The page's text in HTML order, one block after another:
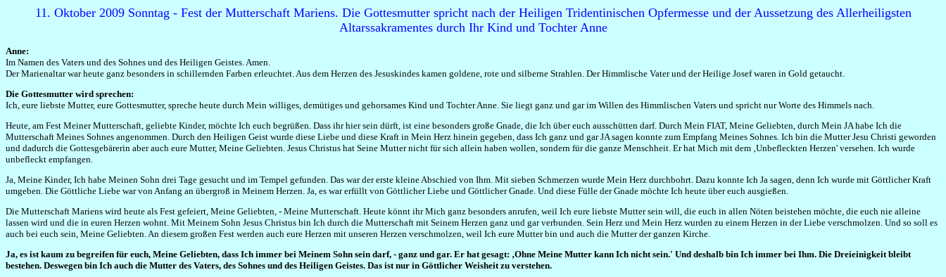
11. Oktober 2009 Sonntag - Fest der Mutterschaft Mariens. Die Gottesmutter spricht nach der Heiligen Tridentinischen Opfermesse und der Aussetzung des Allerheiligsten
Altarssakramentes durch Ihr Kind und Tochter Anne
Anne:
Im Namen des Vaters und des Sohnes und des Heiligen Geistes. Amen.
Der Marienaltar war heute ganz besonders in schillernden Farben erleuchtet. Aus dem Herzen des Jesuskindes kamen goldene, rote und silberne Strahlen. Der Himmlische Vater und der Heilige Josef waren in Gold getaucht.
Die Gottesmutter wird sprechen:
Ich, eure liebste Mutter, eure Gottesmutter, spreche heute durch Mein williges, demütiges und gehorsames Kind und Tochter Anne. Sie liegt ganz und gar im Willen des Himmlischen Vaters und spricht nur Worte des Himmels nach.
Heute, am Fest Meiner Mutterschaft, geliebte Kinder, möchte Ich euch begrüßen. Dass ihr hier sein dürft, ist eine besonders große Gnade, die Ich über euch ausschütten darf. Durch Mein FIAT, Meine Geliebten, durch Mein JA habe Ich die
Mutterschaft Meines Sohnes angenommen. Durch den Heiligen Geist wurde diese Liebe und diese Kraft in Mein Herz hinein gegeben, dass Ich ganz und gar JA sagen konnte zum Empfang Meines Sohnes. Ich bin die Mutter Jesu Christi geworden
und dadurch die Gottesgebärerin aber auch eure Mutter, Meine Geliebten. Jesus Christus hat Seine Mutter nicht für sich allein haben wollen, sondern für die ganze Menschheit. Er hat Mich mit dem ‚Unbefleckten Herzen' versehen. Ich wurde
unbefleckt empfangen.
Ja, Meine Kinder, Ich habe Meinen Sohn drei Tage gesucht und im Tempel gefunden. Das war der erste kleine Abschied von Ihm. Mit sieben Schmerzen wurde Mein Herz durchbohrt. Dazu konnte Ich Ja sagen, denn Ich wurde mit Göttlicher Kraft
umgeben. Die Göttliche Liebe war von Anfang an übergroß in Meinem Herzen. Ja, es war erfüllt von Göttlicher Liebe und Göttlicher Gnade. Und diese Fülle der Gnade möchte Ich heute über euch ausgießen.
Die Mutterschaft Mariens wird heute als Fest gefeiert, Meine Geliebten, - Meine Mutterschaft. Heute könnt ihr Mich ganz besonders anrufen, weil Ich eure liebste Mutter sein will, die euch in allen Nöten beistehen möchte, die euch nie alleine
lassen wird und die in euren Herzen wohnt. Mit Meinem Sohn Jesus Christus bin Ich durch die Mutterschaft mit Seinem Herzen ganz und gar verbunden. Sein Herz und Mein Herz wurden zu einem Herzen in der Liebe verschmolzen. Und so soll es
auch bei euch sein, Meine Geliebten. An diesem großen Fest werden auch eure Herzen mit unseren Herzen verschmolzen, weil Ich eure Mutter bin und auch die Mutter der ganzen Kirche.
Ja, es ist kaum zu begreifen für euch, Meine Geliebten, dass Ich immer bei Meinem Sohn sein darf, - ganz und gar. Er hat gesagt: ‚Ohne Meine Mutter kann Ich nicht sein.' Und deshalb bin Ich immer bei Ihm. Die Dreieinigkeit bleibt
bestehen. Deswegen bin Ich auch die Mutter des Vaters, des Sohnes und des Heiligen Geistes. Das ist nur in Göttlicher Weisheit zu verstehen.